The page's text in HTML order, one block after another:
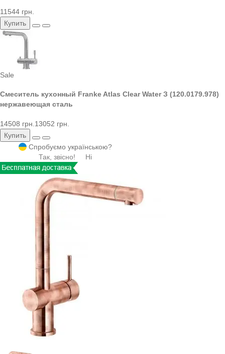
11544 грн.
Купить
Sale
Смеситель кухонный Franke Atlas Clear Water З (120.0179.978)
нержавеющая сталь
14508 грн. 13052 грн.
Купить
Спробуємо українською?
Так, звісно!
Ні